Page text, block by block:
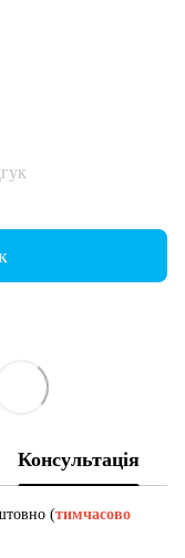
Консультація
(тимчасово